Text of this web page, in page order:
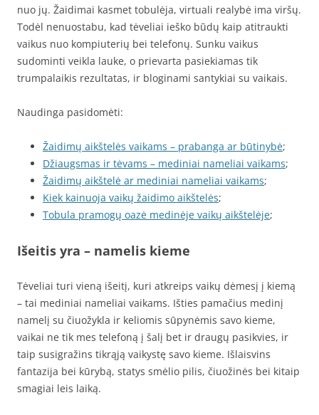
nuo jų. Žaidimai kasmet tobulėja, virtuali realybė ima viršų.
Todėl nenuostabu, kad tėveliai ieško būdų kaip atitraukti
vaikus nuo kompiuterių bei telefonų. Sunku vaikus
sudominti veikla lauke, o prievarta pasiekiamas tik
trumpalaikis rezultatas, ir bloginami santykiai su vaikais.
Naudinga pasidomėti:
Žaidimų aikštelės vaikams – prabanga ar būtinybė;
Džiaugsmas ir tėvams – mediniai nameliai vaikams;
Žaidimų aikštelė ar mediniai nameliai vaikams;
Kiek kainuoja vaikų žaidimo aikštelės;
Tobula pramogų oazė medinėje vaikų aikštelėje;
Išeitis yra – namelis kieme
Tėveliai turi vieną išeitį, kuri atkreips vaikų dėmesį į kiemą
– tai mediniai nameliai vaikams. Išties pamačius medinį
namelį su čiuožykla ir keliomis sūpynėmis savo kieme,
vaikai ne tik mes telefoną į šalį bet ir draugų pasikvies, ir
taip susigražins tikrąją vaikystę savo kieme. Išlaisvins
fantazija bei kūrybą, statys smėlio pilis, čiuožinės bei kitaip
smagiai leis laiką.